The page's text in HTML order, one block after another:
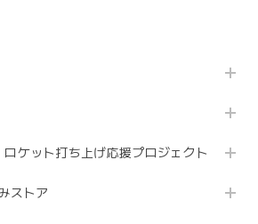
ケット打ち上げ応援プロジェクト
ストア